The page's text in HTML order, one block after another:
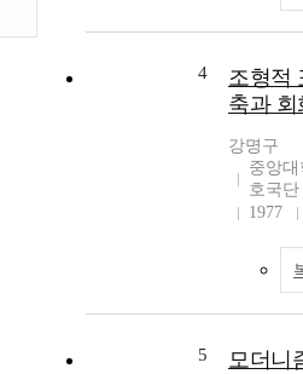
4
조형적
축과 회
강명구
중앙
호국단
1977
5 모더니